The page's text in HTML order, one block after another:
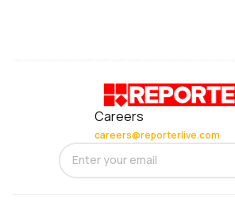
Careers
careers@reporterlive.com